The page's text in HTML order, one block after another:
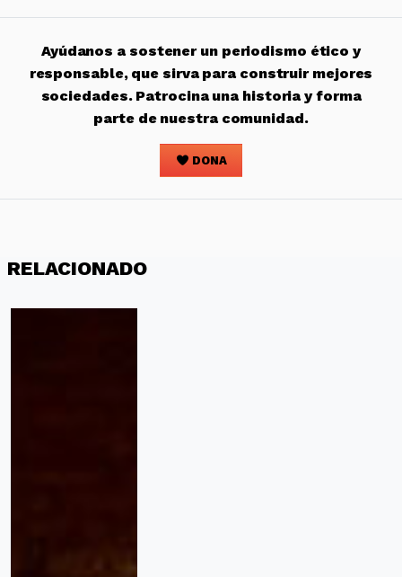
Ayúdanos a sostener un periodismo ético y
responsable, que sirva para construir mejores
sociedades. Patrocina una historia y forma
parte de nuestra comunidad.
DONA
RELACIONADO